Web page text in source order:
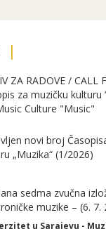
ZA RADOVE / CALL
za muzičku kulturu
Culture "Music"
novi broj
„Muzika“ (1/2026)
sedma zvučna
muzike – (6. 7.
u Sarajevu -